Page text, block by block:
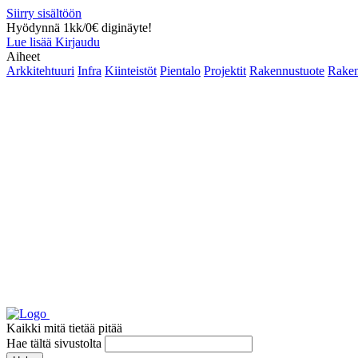
Siirry sisältöön
Hyödynnä 1kk/0€ diginäyte!
Lue lisää Kirjaudu
Aiheet
Arkkitehtuuri Infra Kiinteistöt Pientalo Projektit Rakennustuote
Kaikki mitä tietää pitää
Hae tältä sivustolta